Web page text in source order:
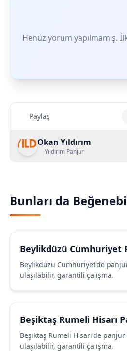
Henüz yorum yapılmamış.
Paylaş
Okan Yıldırım
Yıldırım Panjur
Bunları da
Beylikdüzü Cumhuriyet
Beylikdüzü Cumhuriyet'de
ulaşılabilir, garantili çalışma.
Beşiktaş Rumeli Hisarı
Beşiktaş Rumeli Hisarı'de
ulaşılabilir, garantili çalışma.